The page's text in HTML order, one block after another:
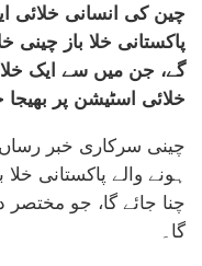
چین کی انسانی خلائی
پاکستانی خلا باز
گے، جن میں سے ایک
خلائی اسٹیشن پر بھیجا
چینی سرکاری خبر
ہونے والے پاکستانی
چنا جائے گا، جو
گا۔